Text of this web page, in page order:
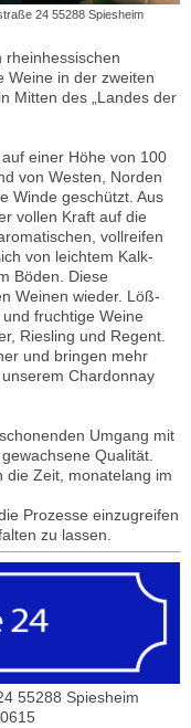
24 55288 Spiesheim
rheinhessischen
Weine in der zweiten
Mitten des „Landes der
einer Höhe von 100
von Westen, Norden
Winde geschützt. Aus
vollen Kraft auf die
vollreifen
von leichtem Kalk-
Böden. Diese
Weinen wieder. Löß-
fruchtige Weine
Riesling und Regent.
und bringen mehr
Chardonnay
Umgang mit
Qualität.
die Zeit, monatelang im
Prozesse einzugreifen
zu lassen.
55288 Spiesheim